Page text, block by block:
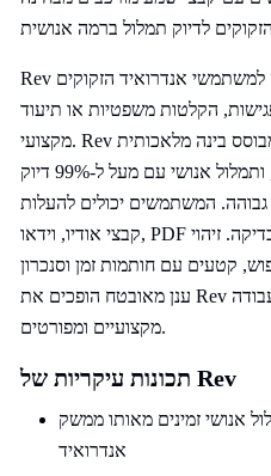
Rev היא אפליקציית תמלול אמינה למשתמשי אנדרואיד הזקוקים
הקלטות משפטיות או תיעוד
מקצועי. Rev מציעה תמלול מבוסס בינה מלאכותית (AI) עם מעל
ל-96% דיוק לאספקה מהירה, ותמלול אנושי עם מעל ל-99% דיוק
גבוהה. המשתמשים יכולים להעלות
קבצי אודיו, וידאו, PDF ומסמכים ישירות לצורך תמלול ובדיקה. זיהוי
קטעים עם חותמות זמן וסנכרון
ענן מאובטח הופכים את Rev לכלי יעיל במיוחד עבור תהליכי עבודה
מקצועיים ומפורטים.
תכונות עיקריות של Rev
אנושי זמינים מאותו ממשק
אנדרואיד